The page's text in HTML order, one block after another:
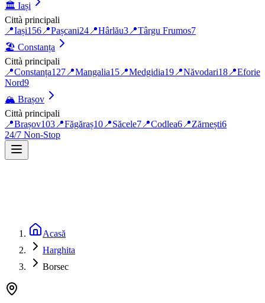
🏛️ Iași
Città principali
📍Iași156 📍Pașcani24 📍Hârlău3 📍Târgu Frumos7
🏖️ Constanța
Città principali
📍Constanța127 📍Mangalia15 📍Medgidia19 📍Năvodari18 📍Eforie
Nord9
🏔️ Brașov
Città principali
📍Brașov103 📍Făgăraș10 📍Săcele7 📍Codlea6 📍Zărnești6
24/7 Non-Stop
Acasă
Harghita
Borsec